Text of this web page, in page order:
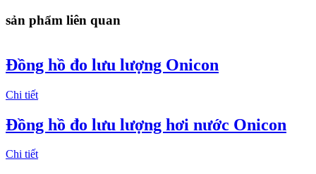
sản phẩm liên quan
Đồng hồ đo lưu lượng Onicon
Chi tiết
Đồng hồ đo lưu lượng hơi nước Onicon
Chi tiết